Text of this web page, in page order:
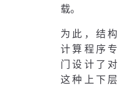
载。
为此，结构
计算程序专
门设计了对
这种上下层